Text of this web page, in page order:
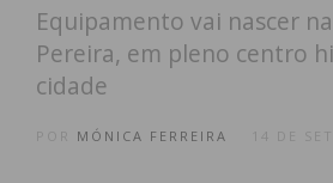
Equipamento vai nascer
Pereira, em pleno centro
cidade
MÓNICA FERREIRA 14 DE